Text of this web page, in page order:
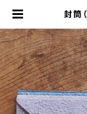
封筒